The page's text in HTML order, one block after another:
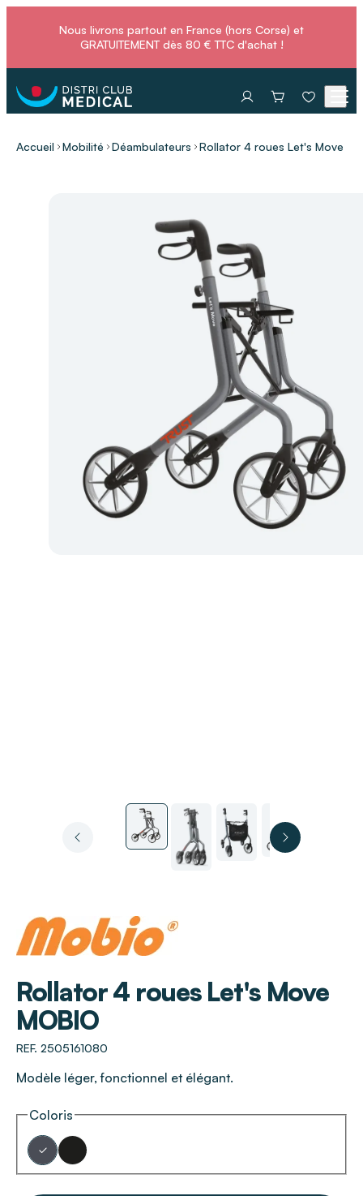
Nous livrons partout en France (hors Corse) et
GRATUITEMENT dès 80 € TTC d'achat !
Accueil Mobilité Déambulateurs Rollator 4 roues Let's Move
Rollator 4 roues Let's Move
MOBIO
REF. 2505161080
Modèle léger, fonctionnel et élégant.
Coloris